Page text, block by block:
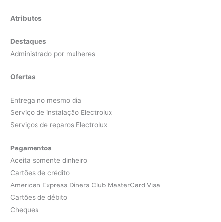
Atributos
Destaques
Administrado por mulheres
Ofertas
Entrega no mesmo dia
Serviço de instalação Electrolux
Serviços de reparos Electrolux
Pagamentos
Aceita somente dinheiro
Cartões de crédito
American Express Diners Club MasterCard Visa
Cartões de débito
Cheques